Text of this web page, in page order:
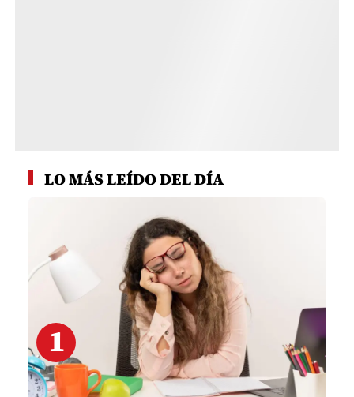
AMIGA
¿Qué es la "fatiga por azúcar" y
cómo se trata?